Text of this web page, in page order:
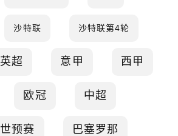
沙特联 沙特联第4轮
英超 意甲 西甲
欧冠 中超
世预赛 巴塞罗那